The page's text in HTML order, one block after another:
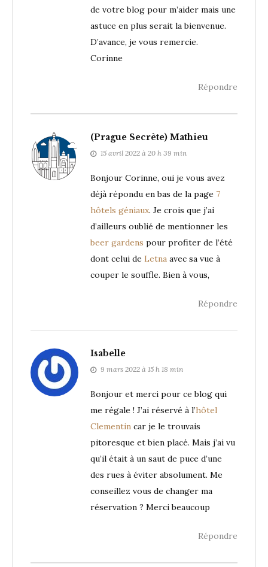
de votre blog pour m’aider mais une
astuce en plus serait la bienvenue.
D’avance, je vous remercie.
Corinne
Répondre
(Prague Secrète) Mathieu
15 avril 2022 à 20 h 39 min
Bonjour Corinne, oui je vous avez
déjà répondu en bas de la page 7
hôtels géniaux. Je crois que j’ai
d’ailleurs oublié de mentionner les
beer gardens pour profiter de l’été
dont celui de Letna avec sa vue à
couper le souffle. Bien à vous,
Répondre
Isabelle
9 mars 2022 à 15 h 18 min
Bonjour et merci pour ce blog qui
me régale ! J’ai réservé à l’hôtel
Clementin car je le trouvais
pitoresque et bien placé. Mais j’ai vu
qu’il était à un saut de puce d’une
des rues à éviter absolument. Me
conseillez vous de changer ma
réservation ? Merci beaucoup
Répondre